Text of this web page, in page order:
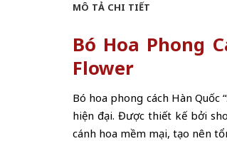
MÔ TẢ CHI TIẾT
Bó Hoa Phong
Flower
Bó hoa phong cách Hàn
hiện đại. Được thiết kế bởi
cánh hoa mềm mại, tạo nên